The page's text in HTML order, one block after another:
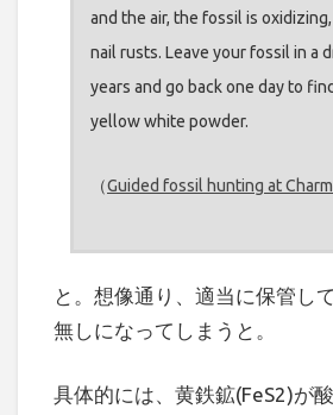
and the air, the fossil is
nail rusts. Leave your fossil in a
years and go back one day to
yellow white powder.
（Guided fossil hunting at
と。想像通り、適当に保管し
無しになってしまうと。
具体的には、黄鉄鉱(FeS2)が